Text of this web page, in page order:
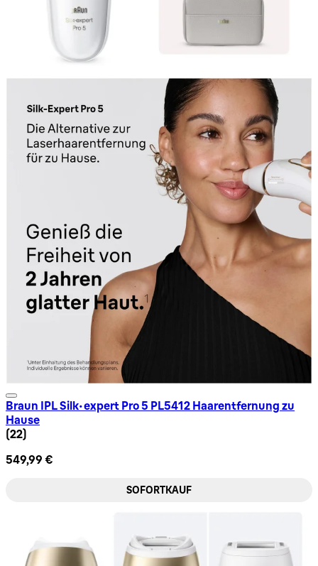
Braun IPL Silk·expert Pro 5 PL5412 Haarentfernung zu
Hause
4.95 Sternbewertung basierend auf 22 Bewertungen
(22)
549,99 €
SOFORTKAUF